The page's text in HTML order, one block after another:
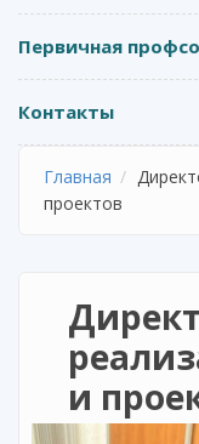
Первичная
Контакты
Главная
проектов
и